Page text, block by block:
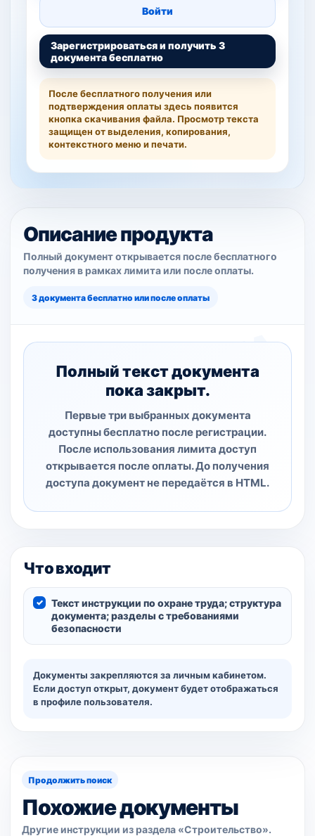
Войти
Зарегистрироваться и получить 3
документа бесплатно
После бесплатного получения или
подтверждения оплаты здесь появится
кнопка скачивания файла. Просмотр текста
защищен от выделения, копирования,
контекстного меню и печати.
Описание продукта
Полный документ открывается после бесплатного
получения в рамках лимита или после оплаты.
3 документа бесплатно или после оплаты
Полный текст документа
пока закрыт.
Первые три выбранных документа
доступны бесплатно после регистрации.
После использования лимита доступ
открывается после оплаты. До получения
доступа документ не передаётся в HTML.
Что входит
Текст инструкции по охране труда; структура
документа; разделы с требованиями
безопасности
Документы закрепляются за личным кабинетом.
Если доступ открыт, документ будет отображаться
в профиле пользователя.
Продолжить поиск
Похожие документы
Другие инструкции из раздела «Строительство».